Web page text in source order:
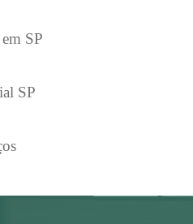
SP
SP